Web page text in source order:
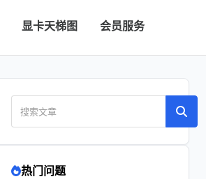
显卡天梯图 会员服务
热门问题